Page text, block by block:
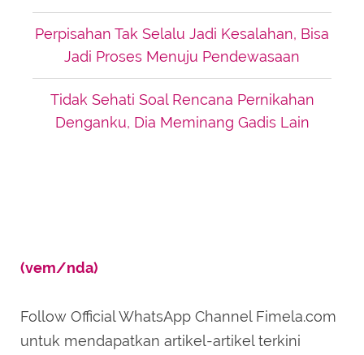
Perpisahan Tak Selalu Jadi Kesalahan, Bisa
Jadi Proses Menuju Pendewasaan
Tidak Sehati Soal Rencana Pernikahan
Denganku, Dia Meminang Gadis Lain
(vem/nda)
Follow Official WhatsApp Channel Fimela.com
untuk mendapatkan artikel-artikel terkini